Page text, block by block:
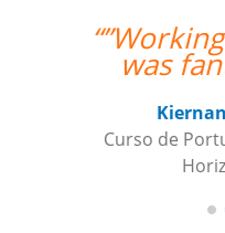
“”I am
Jane,
Curso de